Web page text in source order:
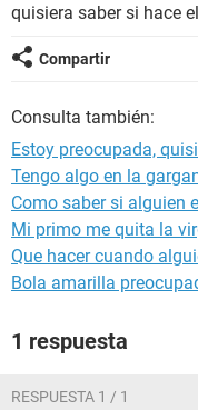
quisiera saber si hace
Compartir
Consulta también:
Estoy preocupada,
Tengo algo en la
Como saber si alguien
Mi primo me quita la
Que hacer cuando
Bola amarilla
1 respuesta
RESPUESTA 1 / 1